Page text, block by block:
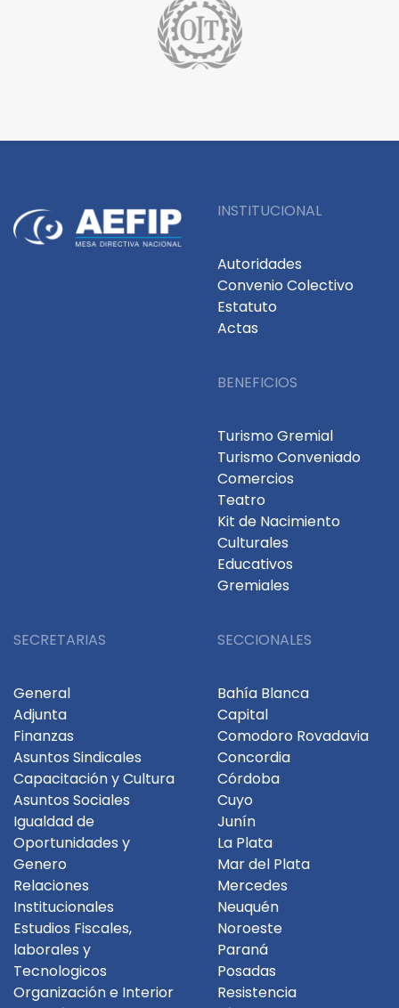
INSTITUCIONAL
Autoridades
Convenio Colectivo
Estatuto
Actas
BENEFICIOS
Turismo Gremial
Turismo Conveniado
Comercios
Teatro
Kit de Nacimiento
Culturales
Educativos
Gremiales
SECRETARIAS
General
Adjunta
Finanzas
Asuntos Sindicales
Capacitación y Cultura
Asuntos Sociales
Igualdad de
Oportunidades y
Genero
Relaciones
Institucionales
Estudios Fiscales,
laborales y
Tecnologicos
Organización e Interior
SECCIONALES
Bahía Blanca
Capital
Comodoro Rovadavia
Concordia
Córdoba
Cuyo
Junín
La Plata
Mar del Plata
Mercedes
Neuquén
Noroeste
Paraná
Posadas
Resistencia